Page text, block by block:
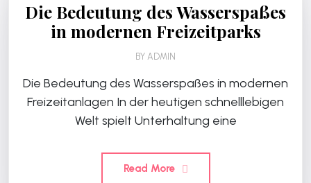
Die Bedeutung des Wasserspaßes
in modernen Freizeitparks
BY ADMIN
Die Bedeutung des Wasserspaßes in modernen
Freizeitanlagen In der heutigen schnelllebigen
Welt spielt Unterhaltung eine
Read More